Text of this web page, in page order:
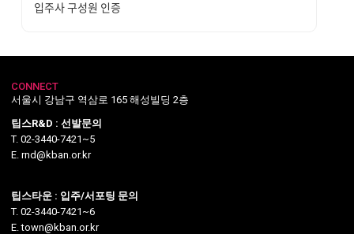
입주사 구성원 인증
CONNECT
서울시 강남구 역삼로 165 해성빌딩 2층
팁스R&D : 선발문의
T. 02-3440-7421~5
E. rnd@kban.or.kr
팁스타운 : 입주/서포팅 문의
T. 02-3440-7421~6
E. town@kban.or.kr